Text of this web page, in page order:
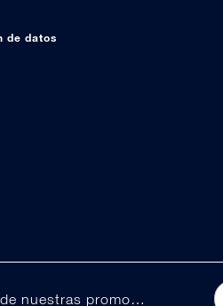
de datos
Manténte informado de nuestras promociones y ofertas